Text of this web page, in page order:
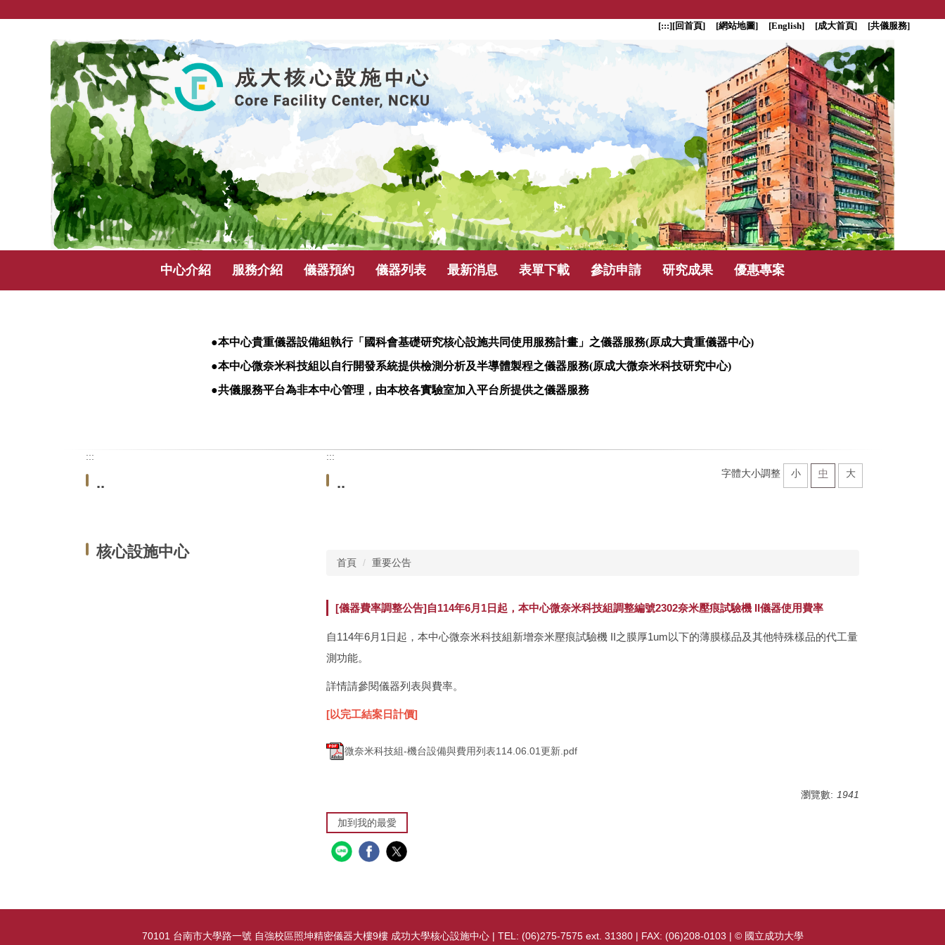
[:::][回首頁] [網站地圖] [English] [成大首頁] [共儀服務]
中心介紹 服務介紹 儀器預約 儀器列表 最新消息 表單下載 參訪申請 研究成果 優惠專案
●本中心貴重儀器設備組執行「國科會基礎研究核心設施共同使用服務計畫」之儀器服務(原成大貴重儀器中心)
●本中心微奈米科技組以自行開發系統提供檢測分析及半導體製程之儀器服務(原成大微奈米科技研究中心)
●共儀服務平台為非本中心管理，由本校各實驗室加入平台所提供之儀器服務
:::
..
核心設施中心
:::
..
首頁 重要公告
[儀器費率調整公告]自114年6月1日起，本中心微奈米科技組調整編號2302奈米壓痕試驗機 II儀器使用費率
字體大小調整 小 中 大
自114年6月1日起，本中心微奈米科技組新增奈米壓痕試驗機 II之膜厚1um以下的薄膜樣品及其他特殊樣品的代工量
測功能。
詳情請參閱儀器列表與費率。
[以完工結案日計價]
微奈米科技組-機台設備與費用列表114.06.01更新.pdf
瀏覽數: 1941
加到我的最愛
70101 台南市大學路一號 自強校區照坤精密儀器大樓9樓 成功大學核心設施中心 | TEL: (06)275-7575 ext. 31380 | FAX: (06)208-0103 | © 國立成功大學